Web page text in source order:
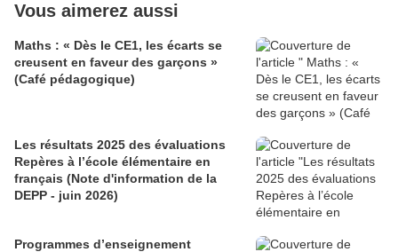
Vous aimerez aussi
Maths : « Dès le CE1, les écarts se
creusent en faveur des garçons »
(Café pédagogique)
Les résultats 2025 des évaluations
Repères à l’école élémentaire en
français (Note d'information de la
DEPP - juin 2026)
Programmes d’enseignement